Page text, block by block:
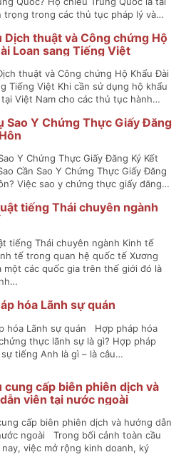
trọng trong các thủ tục pháp lý và…
Dịch thuật và Công chứng Hộ
Loan sang Tiếng Việt
thuật và Công chứng Hộ Khẩu Đài
Tiếng Việt Khi cần sử dụng hộ khẩu
Việt Nam cho các thủ tục hành…
Sao Y Chứng Thực Giấy Đăng
Y Chứng Thực Giấy Đăng Ký Kết
Cần Sao Y Chứng Thực Giấy Đăng
Việc sao y chứng thực giấy đăng…
tiếng Thái chuyên ngành
tiếng Thái chuyên ngành Kinh tế
tế trong quan hệ quốc tế Xương
một các quốc gia trên thế giới đó là
hóa Lãnh sự quán
hóa Lãnh sự quán Hợp pháp hóa
thực lãnh sự là gì? Hợp pháp
sự tiếng Anh là gì – là câu…
cung cấp biên phiên dịch và
viên tại nước ngoài
cấp biên phiên dịch và hướng dẫn
ngoài Trong bối cảnh toàn cầu
nay, việc mở rộng kinh doanh, ký